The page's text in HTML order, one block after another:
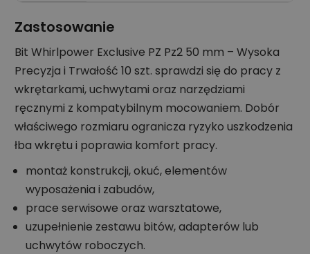
Zastosowanie
Bit Whirlpower Exclusive PZ Pz2 50 mm – Wysoka
Precyzja i Trwałość 10 szt. sprawdzi się do pracy z
wkrętarkami, uchwytami oraz narzędziami
ręcznymi z kompatybilnym mocowaniem. Dobór
właściwego rozmiaru ogranicza ryzyko uszkodzenia
łba wkrętu i poprawia komfort pracy.
montaż konstrukcji, okuć, elementów
wyposażenia i zabudów,
prace serwisowe oraz warsztatowe,
uzupełnienie zestawu bitów, adapterów lub
uchwytów roboczych.